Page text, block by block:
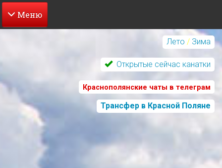
Перейти
содержанию
Лето / Зима
Открытые сейчас канатки
Краснополянские чаты в телеграм
Трансфер в Красной Поляне